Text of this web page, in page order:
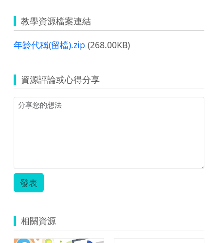
教學資源檔案連結
年齡代稱(留檔).zip (268.00KB)
資源評論或心得分享
發表
相關資源